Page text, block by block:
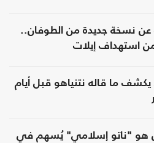
عن نسخة جديدة من الطوفان..
استهداف إيلات
ما قاله نتنياهو قبل أيام
هو "ناتو إسلامي" يُسهم في